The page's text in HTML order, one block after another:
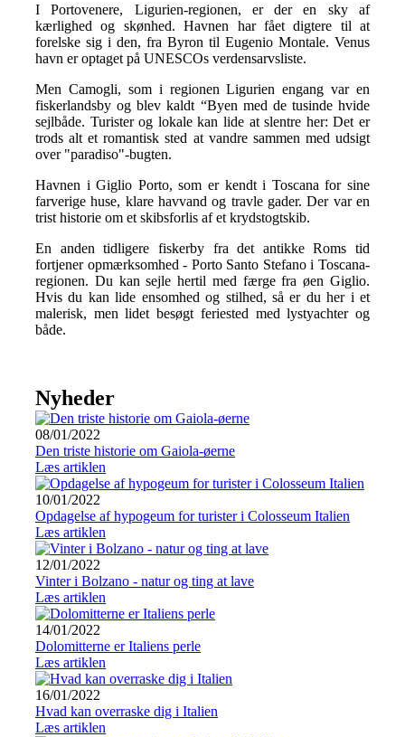
I Portovenere, Ligurien-regionen, er der en sky af
kærlighed og skønhed. Havnen har fået digtere til at
forelske sig i den, fra Byron til Eugenio Montale. Venus
havn er optaget på UNESCOs verdensarvsliste.
Men Camogli, som i regionen Ligurien engang var en
fiskerlandsby og blev kaldt “Byen med de tusinde hvide
sejlbåde. Turister og lokale kan lide at slentre her: Det er
trods alt et romantisk sted at vandre sammen med udsigt
over "paradiso"-bugten.
Havnen i Giglio Porto, som er kendt i Toscana for sine
farverige huse, klare havvand og travle gader. Der var en
trist historie om et skibsforlis af et krydstogtskib.
En anden tidligere fiskerby fra det antikke Roms tid
fortjener opmærksomhed - Porto Santo Stefano i Toscana-
regionen. Du kan sejle hertil med færge fra øen Giglio.
Hvis du kan lide ensomhed og stilhed, så er du her i et
malerisk, men lidet besøgt feriested med lystyachter og
både.
Nyheder
08/01/2022
Den triste historie om Gaiola-øerne
Læs artiklen
10/01/2022
Opdagelse af hypogeum for turister i Colosseum Italien
Læs artiklen
12/01/2022
Vinter i Bolzano - natur og ting at lave
Læs artiklen
14/01/2022
Dolomitterne er Italiens perle
Læs artiklen
16/01/2022
Hvad kan overraske dig i Italien
Læs artiklen